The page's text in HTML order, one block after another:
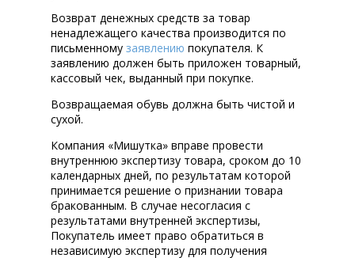
Возврат денежных средств за товар
ненадлежащего качества производится по
письменному заявлению покупателя. К
заявлению должен быть приложен товарный,
кассовый чек, выданный при покупке.
Возвращаемая обувь должна быть чистой и
сухой.
Компания «Мишутка» вправе провести
внутреннюю экспертизу товара, сроком до 10
календарных дней, по результатам которой
принимается решение о признании товара
бракованным. В случае несогласия с
результатами внутренней экспертизы,
Покупатель имеет право обратиться в
независимую экспертизу для получения